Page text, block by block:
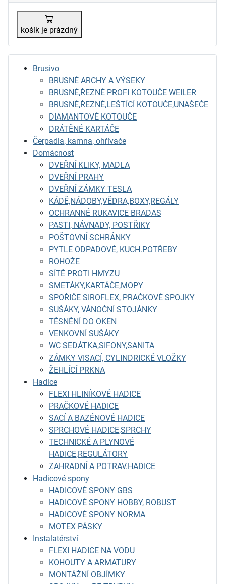
košík je prázdný
Brusivo
BRUSNÉ ARCHY A VÝSEKY
BRUSNÉ,ŘEZNÉ PROFI KOTOUČE WEILER
BRUSNÉ,ŘEZNÉ,LEŠTÍCÍ KOTOUČE,UNAŠEČE
DIAMANTOVÉ KOTOUČE
DRÁTĚNÉ KARTÁČE
Čerpadla, kamna, ohřívače
Domácnost
DVEŘNÍ KLIKY, MADLA
DVEŘNÍ PRAHY
DVEŘNÍ ZÁMKY TESLA
KÁDĚ,NÁDOBY,VĚDRA,BOXY,REGÁLY
OCHRANNÉ RUKAVICE BRADAS
PASTI, NÁVNADY, POSTŘIKY
POŠTOVNÍ SCHRÁNKY
PYTLE ODPADOVÉ, KUCH.POTŘEBY
ROHOŽE
SÍTĚ PROTI HMYZU
SMETÁKY,KARTÁČE,MOPY
SPOŘIČE SIROFLEX, PRAČKOVÉ SPOJKY
SUŠÁKY, VÁNOČNÍ STOJÁNKY
TĚSNĚNÍ DO OKEN
VENKOVNÍ SUŠÁKY
WC SEDÁTKA,SIFONY,SANITA
ZÁMKY VISACÍ, CYLINDRICKÉ VLOŽKY
ŽEHLÍCÍ PRKNA
Hadice
FLEXI HLINÍKOVÉ HADICE
PRAČKOVÉ HADICE
SACÍ A BAZÉNOVÉ HADICE
SPRCHOVÉ HADICE,SPRCHY
TECHNICKÉ A PLYNOVÉ
HADICE,REGULÁTORY
ZAHRADNÍ A POTRAV.HADICE
Hadicové spony
HADICOVÉ SPONY GBS
HADICOVÉ SPONY HOBBY, ROBUST
HADICOVÉ SPONY NORMA
MOTEX PÁSKY
Instalatérství
FLEXI HADICE NA VODU
KOHOUTY A ARMATURY
MONTÁŽNÍ OBJÍMKY